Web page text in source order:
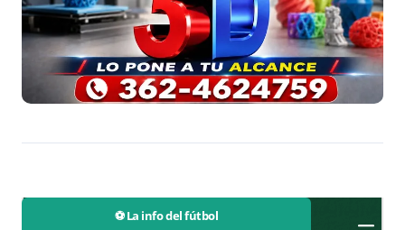
⚽ La info del fútbol